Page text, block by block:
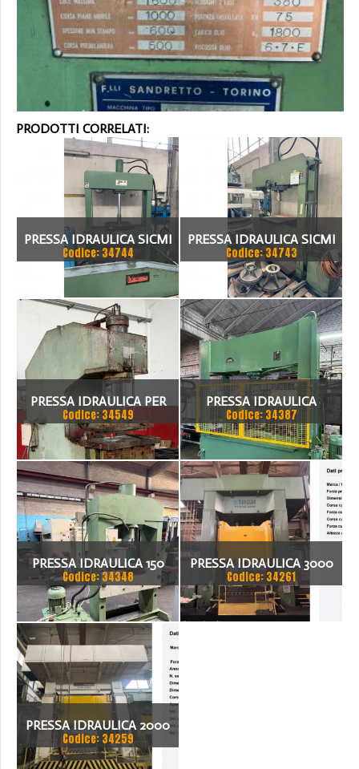
PRODOTTI CORRELATI:
PRESSA IDRAULICA SICMI
PISTONE FISSO 70 TON
Codice: 34744
PRESSA IDRAULICA SICMI
CON PISTONE MOBILE 100
TON
Codice: 34743
PRESSA IDRAULICA PER
SAGOMARE GIGANT, TON
200
Codice: 34549
PRESSA IDRAULICA
BIGNOZZI 160 TON
Codice: 34387
PRESSA IDRAULICA 150
TON
Codice: 34348
PRESSA IDRAULICA 3000
TON - TIAN DUAN YTC34-
3000
Codice: 34261
PRESSA IDRAULICA 2000
TON - RAVNE PRESSES
Codice: 34259